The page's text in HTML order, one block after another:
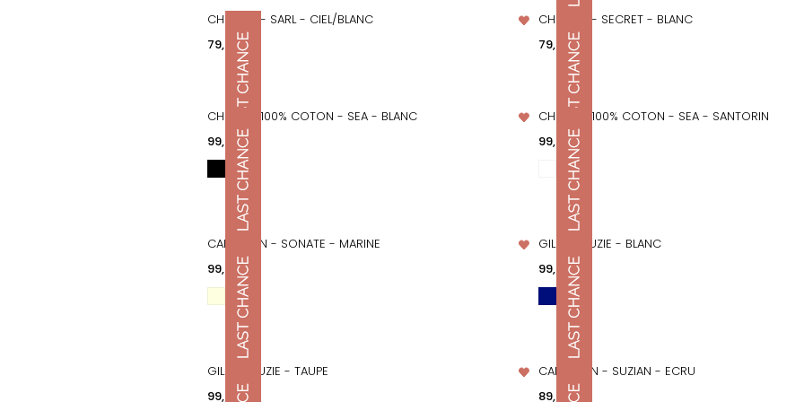
CHEMISE - SARL - CIEL/BLANC
Prix
79,00 €
CHEMISE - SECRET - BLANC
Prix
79,00 €
CHEMISE 100% COTON - SEA - BLANC
Prix
99,00 €
CHEMISE 100% COTON - SEA - SANTORIN
Prix
99,00 €
CARDIGAN - SONATE - MARINE
Prix
99,00 €
GILET - SUZIE - BLANC
Prix
99,00 €
GILET - SUZIE - TAUPE
Prix
99,00 €
CARDIGAN - SUZIAN - ECRU
Prix
89,00 €